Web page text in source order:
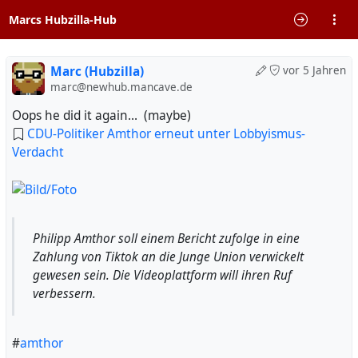
Marcs Hubzilla-Hub
vor 5 Jahren
Marc (Hubzilla)
marc@newhub.mancave.de
Oops he did it again... (maybe)
CDU-Politiker Amthor erneut unter Lobbyismus-
Verdacht
Philipp Amthor soll einem Bericht zufolge in eine
Zahlung von Tiktok an die Junge Union verwickelt
gewesen sein. Die Videoplattform will ihren Ruf
verbessern.
#amthor